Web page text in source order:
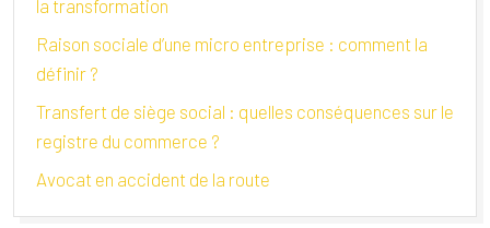
la transformation
Raison sociale d’une micro entreprise : comment la
définir ?
Transfert de siège social : quelles conséquences sur le
registre du commerce ?
Avocat en accident de la route